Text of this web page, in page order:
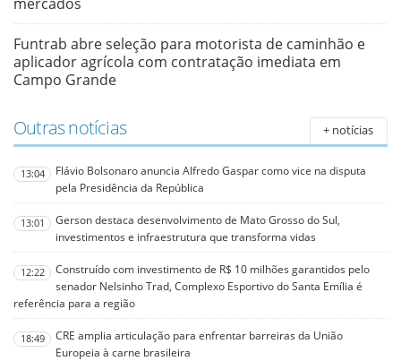
Funtrab abre seleção para motorista de caminhão e
aplicador agrícola com contratação imediata em
Campo Grande
Outras notícias + notícias
13:04
Flávio Bolsonaro anuncia Alfredo Gaspar como vice na disputa
pela Presidência da República
13:01
Gerson destaca desenvolvimento de Mato Grosso do Sul,
investimentos e infraestrutura que transforma vidas
12:22
Construído com investimento de R$ 10 milhões garantidos pelo
senador Nelsinho Trad, Complexo Esportivo do Santa Emília é
referência para a região
18:49
CRE amplia articulação para enfrentar barreiras da União
Europeia à carne brasileira